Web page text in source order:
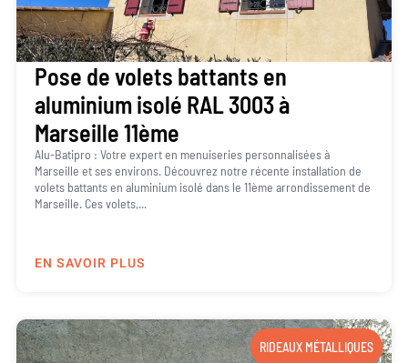
Pose de volets battants en
aluminium isolé RAL 3003 à
Marseille 11ème
Alu-Batipro : Votre expert en menuiseries personnalisées à
Marseille et ses environs. Découvrez notre récente installation de
volets battants en aluminium isolé dans le 11ème arrondissement de
Marseille. Ces volets,...
EN SAVOIR PLUS
RIDEAUX MÉTALLIQUES